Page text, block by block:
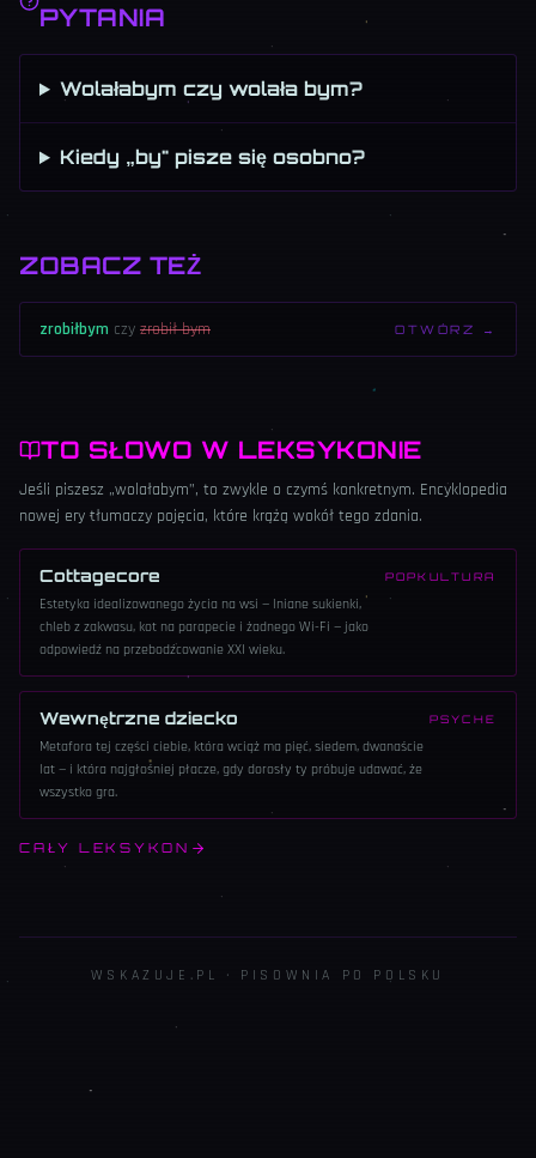
PYTANIA
Wolałabym czy wolała bym?
Kiedy „by" pisze się osobno?
ZOBACZ TEŻ
zrobiłbym czy zrobił bym OTWÓRZ →
TO SŁOWO W LEKSYKONIE
Jeśli piszesz „wolałabym”, to zwykle o czymś konkretnym. Encyklopedia
nowej ery tłumaczy pojęcia, które krążą wokół tego zdania.
Cottagecore
Estetyka idealizowanego życia na wsi — lniane sukienki,
chleb z zakwasu, kot na parapecie i żadnego Wi-Fi — jako
odpowiedź na przebodźcowanie XXI wieku.
POPKULTURA
Wewnętrzne dziecko
Metafora tej części ciebie, która wciąż ma pięć, siedem, dwanaście
lat — i która najgłośniej płacze, gdy dorosły ty próbuje udawać, że
wszystko gra.
PSYCHE
CAŁY LEKSYKON
WSKAZUJE.PL · PISOWNIA PO POLSKU